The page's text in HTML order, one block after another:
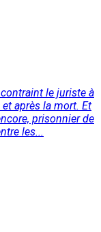
le juriste à
après la mort. Et
prisonnier de
les...